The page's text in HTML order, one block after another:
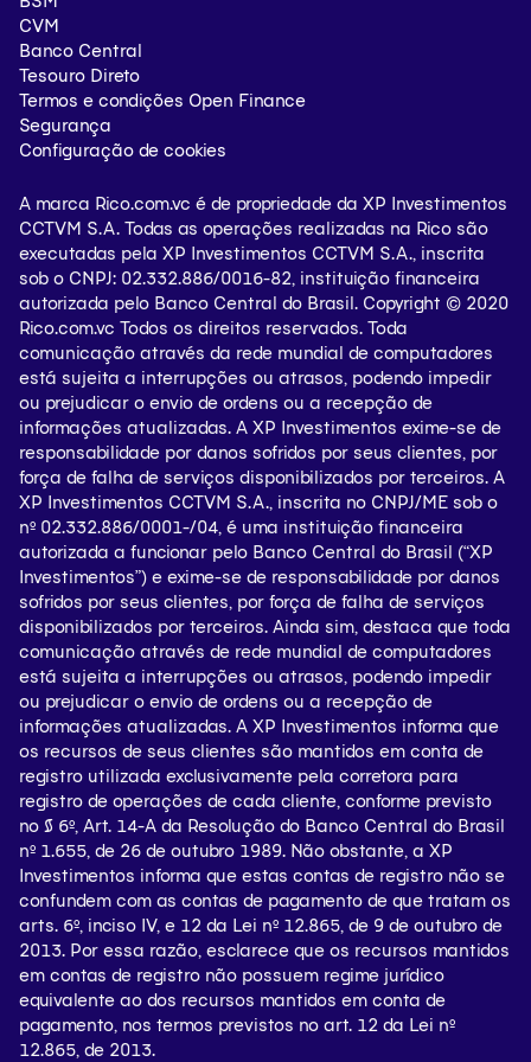
Conta digital
0800-000-0057
Ouvidoria (Segunda a sexta das 9hs às 18hs)
0800-722-3730
Capitais e regiões metropolitanas
+55 11 3003-5465
+55 11 4007-2465
Demais localidades
0800-771-5465
Atendimento em Libras (Língua Brasileira de Sinais) para os
deficientes auditivos:
SAC (clique aqui)
CVM
Banco Central
Tesouro Direto
Termos e condições Open Finance
Segurança
Configuração de cookies
A marca Rico.com.vc é de propriedade da XP Investimentos
CCTVM S.A. Todas as operações realizadas na Rico são
executadas pela XP Investimentos CCTVM S.A., inscrita
sob o CNPJ: 02.332.886/0016-82, instituição financeira
autorizada pelo Banco Central do Brasil. Copyright © 2020
Rico.com.vc Todos os direitos reservados. Toda
comunicação através da rede mundial de computadores
está sujeita a interrupções ou atrasos, podendo impedir
ou prejudicar o envio de ordens ou a recepção de
informações atualizadas. A XP Investimentos exime-se de
responsabilidade por danos sofridos por seus clientes, por
força de falha de serviços disponibilizados por terceiros. A
XP Investimentos CCTVM S.A., inscrita no CNPJ/ME sob o
nº 02.332.886/0001-/­04, é uma instituição financeira
autorizada a funcionar pelo Banco Central do Brasil (“XP
Investimentos”) e exime-se de responsabilidade por danos
sofridos por seus clientes, por força de falha de serviços
disponibilizados por terceiros. Ainda sim, destaca que toda
comunicação através de rede mundial de computadores
está sujeita a interrupções ou atrasos, podendo impedir
ou prejudicar o envio de ordens ou a recepção de
informações atualizadas. A XP Investimentos informa que
os recursos de seus clientes são mantidos em conta de
registro utilizada exclusivamente pela corretora para
registro de operações de cada cliente, conforme previsto
no § 6º, Art. 14-A da Resolução do Banco Central do Brasil
nº 1.655, de 26 de outubro 1989. Não obstante, a XP
Investimentos informa que estas contas de registro não se
confundem com as contas de pagamento de que tratam os
arts. 6º, inciso IV, e 12 da Lei nº 12.865, de 9 de outubro de
2013. Por essa razão, esclarece que os recursos mantidos
em contas de registro não possuem regime jurídico
equivalente ao dos recursos mantidos em conta de
pagamento, nos termos previstos no art. 12 da Lei nº
12.865, de 2013.